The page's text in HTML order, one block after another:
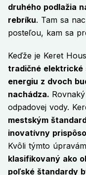
druhého podlažia
rebríku. Tam sa
posteľou, kam sa
Keďže je Keret
tradičné elektrické
energiu z dvoch
nachádza.
odpadovej vody.
mestským
inovatívny
Kvôli týmto
klasifikovaný ako
poľské štandardy